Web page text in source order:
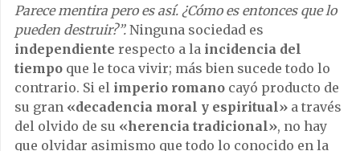
Parece mentira pero es así. ¿Cómo es entonces que lo
pueden destruir?”. Ninguna sociedad es
independiente respecto a la incidencia del
tiempo que le toca vivir; más bien sucede todo lo
contrario. Si el imperio romano cayó producto de
su gran «decadencia moral y espiritual» a través
del olvido de su «herencia tradicional», no hay
que olvidar asimismo que todo lo conocido en la